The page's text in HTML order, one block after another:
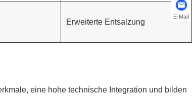
Erweiterte Entsalzung
eine hohe technische Integration und bilden
E-Mail